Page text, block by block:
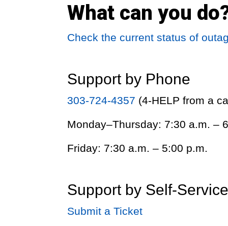
What can you
Check the current status of
Support by Phone
303-724-4357 (4-HELP from a
Monday–Thursday: 7:30 a.m. –
Friday: 7:30 a.m. – 5:00 p.m.
Support by Self-
Submit a Ticket